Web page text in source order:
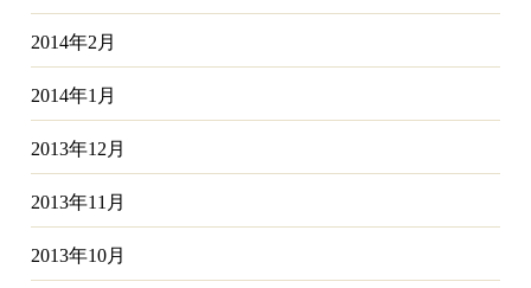
2014年2月
2014年1月
2013年12月
2013年11月
2013年10月